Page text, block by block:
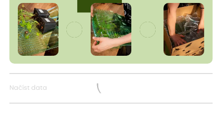
Načíst data